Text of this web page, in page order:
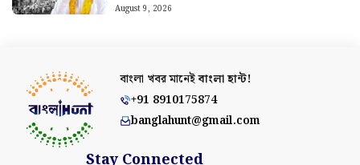
August 9, 2026
বাংলা খবর মানেইবাংলা হান্ট!
+91 8910175874
banglahunt@gmail.com
Stay Connected